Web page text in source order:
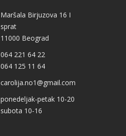
Maršala Birjuzova 16 I
sprat
11000 Beograd
064 221 64 22
064 125 11 64
carolija.no1@gmail.com
ponedeljak-petak 10-20
subota 10-16